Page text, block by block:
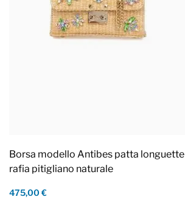
Borsa modello Antibes patta longuette
rafia pitigliano naturale
475,00 €